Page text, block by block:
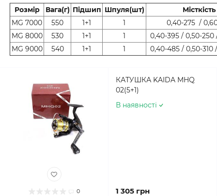
Розмір Вага(г) Підшип Шпуля(шт)
Місткість
MG 7000
550 1+1 1
0,40-275 /
MG 8000
530 1+1 1
0,40-395 / 0,50-250
MG 9000
540 1+1 1 0,40-485 / 0,50-310
0
КАТУШКА KAIDA MHQ
02(5+1)
В наявності
1 305 грн